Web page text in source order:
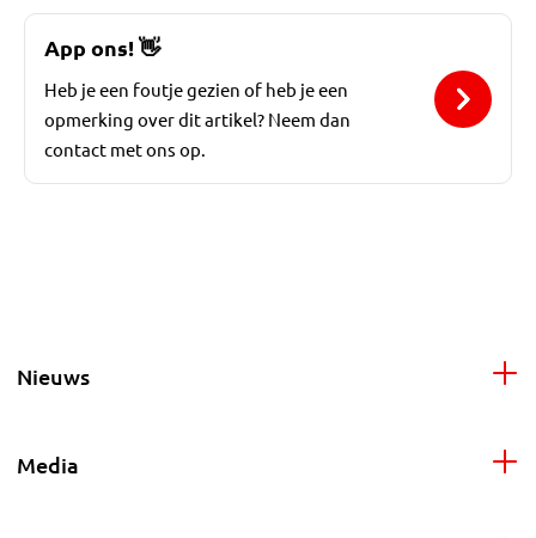
App ons!👋
Heb je een foutje gezien of heb je een
opmerking over dit artikel? Neem dan
contact met ons op.
Nieuws
Media